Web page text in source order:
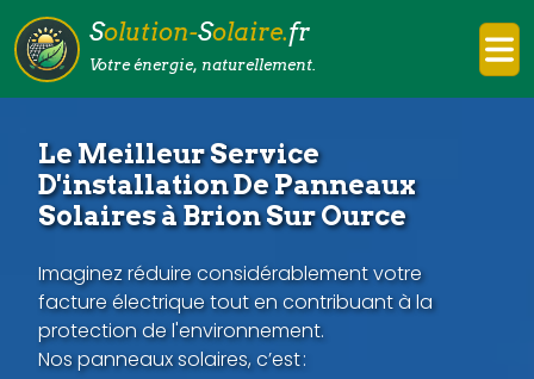
Solution-Solaire.fr
Votre énergie, naturellement.
Le Meilleur Service
D'installation De Panneaux
Solaires à Brion Sur Ource
Imaginez réduire considérablement votre
facture électrique tout en contribuant à la
protection de l'environnement.
Nos panneaux solaires, c’est :